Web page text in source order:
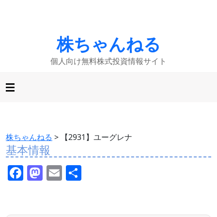
株ちゃんねる
個人向け無料株式投資情報サイト
株ちゃんねる > 【2931】ユーグレナ
基本情報
F M E